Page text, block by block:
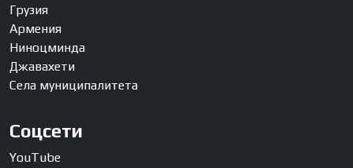
Грузия
Армения
Ниноцминда
Джавахети
Села муниципалитета
Соцсети
YouTube